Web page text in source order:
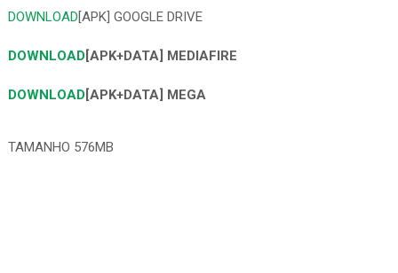
DOWNLOAD[APK] GOOGLE DRIVE
DOWNLOAD[APK+DATA] MEDIAFIRE
DOWNLOAD[APK+DATA] MEGA
TAMANHO 576MB